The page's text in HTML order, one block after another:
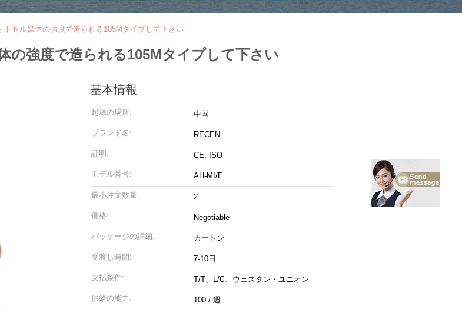
トセル媒体の強度で造られる105Mタイプして下さい
の強度で造られる105Mタイプして下さい
基本情報
起源の場所: 中国
ブランド名: RECEN
証明: CE, ISO
モデル番号: AH-MI/E
最小注文数量: 2
価格: Negotiable
パッケージの詳細: カートン
受渡し時間: 7-10日
支払条件: T/T、L/C、ウェスタン・ユニオン
供給の能力: 100 / 週